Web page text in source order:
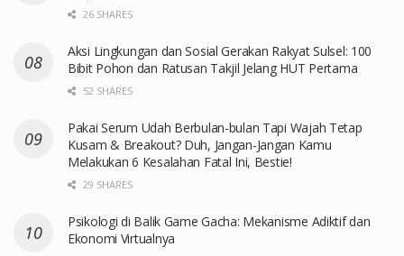
26 SHARES
Aksi Lingkungan dan Sosial Gerakan Rakyat Sulsel: 100
Bibit Pohon dan Ratusan Takjil Jelang HUT Pertama
52 SHARES
Pakai Serum Udah Berbulan-bulan Tapi Wajah Tetap
Kusam & Breakout? Duh, Jangan-Jangan Kamu
Melakukan 6 Kesalahan Fatal Ini, Bestie!
29 SHARES
Psikologi di Balik Game Gacha: Mekanisme Adiktif dan
Ekonomi Virtualnya